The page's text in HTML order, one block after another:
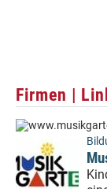
Firmen |